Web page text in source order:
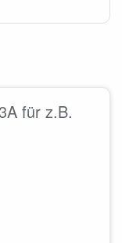
für z.B.